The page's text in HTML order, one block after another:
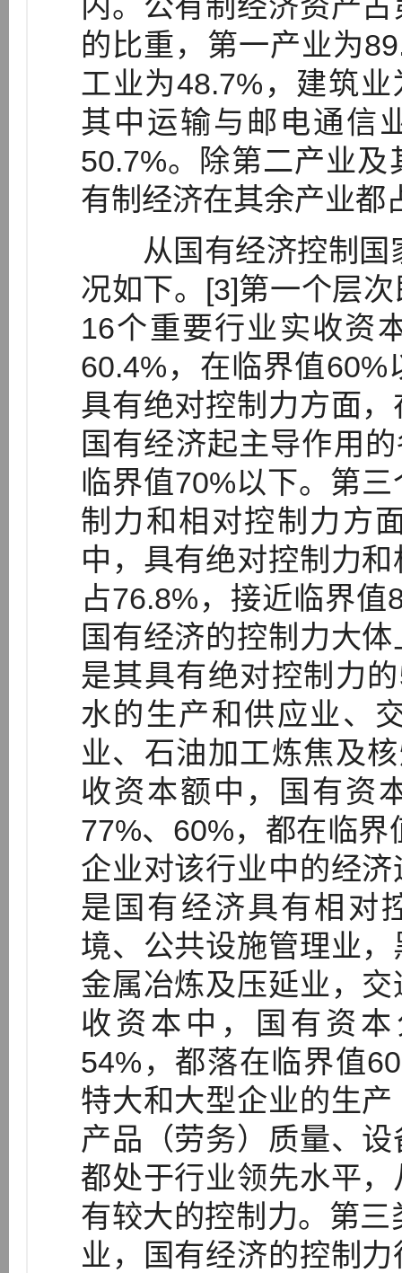
的比重，第一产业为
工业为48.7%，建筑
其中运输与邮电通信
50.7%。除第二产业
有制经济在其余产业都
从国有经济控制国
况如下。[3]第一个层
16个重要行业实收资
60.4%，在临界值
具有绝对控制力方面
国有经济起主导作用
临界值70%以下。第
制力和相对控制力方
中，具有绝对控制力
占76.8%，接近临界
国有经济的控制力大
是其具有绝对控制力
水的生产和供应业、
业、石油加工炼焦及
收资本额中，国有资
77%、60%，都在临
企业对该行业中的经
是国有经济具有相对
境、公共设施管理业
金属冶炼及压延业，
收资本中，国有资
54%，都落在临界值
特大和大型企业的生
产品（劳务）质量、
都处于行业领先水平
有较大的控制力。第
业，国有经济的控制